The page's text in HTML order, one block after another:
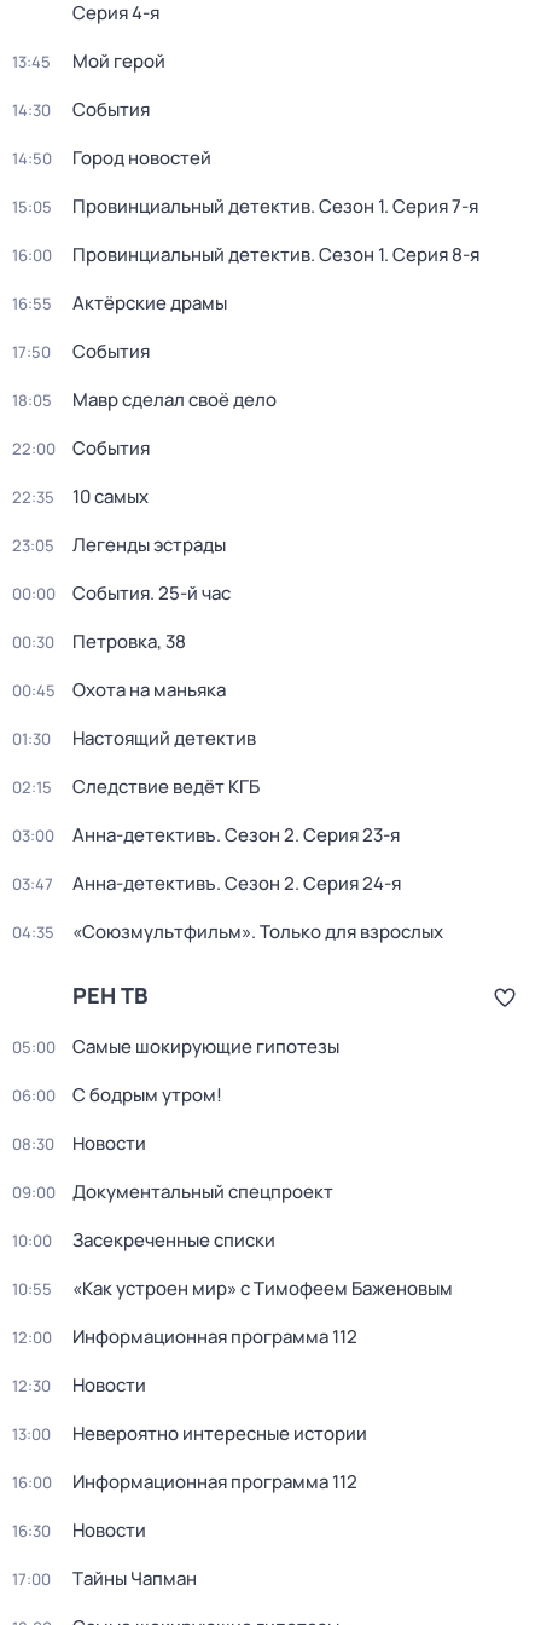
Серия 4-я
13:45 Мой герой
14:30 События
14:50 Город новостей
15:05 Провинциальный детектив. Сезон 1. Серия 7-я
16:00 Провинциальный детектив. Сезон 1. Серия 8-я
16:55 Актёрские драмы
17:50 События
18:05 Мавр сделал своё дело
22:00 События
22:35 10 самых
23:05 Легенды эстрады
00:00 События. 25-й час
00:30 Петровка, 38
00:45 Охота на маньяка
01:30 Настоящий детектив
02:15 Следствие ведёт КГБ
03:00 Анна-детективъ. Сезон 2. Серия 23-я
03:47 Анна-детективъ. Сезон 2. Серия 24-я
04:35 «Союзмультфильм». Только для взрослых
РЕН ТВ
05:00 Самые шoкиpующие гипотезы
06:00 С бодрым утром!
08:30 Новости
09:00 Документальный спецпроект
10:00 Заcекрeченные списки
10:55 «Как устроен мир» с Тимофеем Баженовым
12:00 Информационная программа 112
12:30 Новости
13:00 Невероятно интересные истории
16:00 Информационная программа 112
16:30 Новости
17:00 Тaйны Чапман